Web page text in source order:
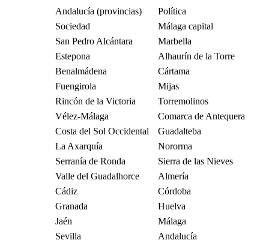
Andalucía (provincias)
Política
Sociedad
Málaga capital
San Pedro Alcántara
Marbella
Estepona
Alhaurín de la Torre
Benalmádena
Cártama
Fuengirola
Mijas
Rincón de la Victoria
Torremolinos
Vélez-Málaga
Comarca de Antequera
Costa del Sol Occidental
Guadalteba
La Axarquía
Nororma
Serranía de Ronda
Sierra de las Nieves
Valle del Guadalhorce
Almería
Cádiz
Córdoba
Granada
Huelva
Jaén
Málaga
Sevilla
Andalucía